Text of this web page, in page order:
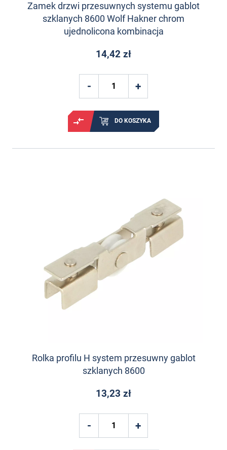
Zamek drzwi przesuwnych systemu gablot
szklanych 8600 Wolf Hakner chrom
ujednolicona kombinacja
14,42 zł
DO KOSZYKA
Rolka profilu H system przesuwny gablot
szklanych 8600
13,23 zł